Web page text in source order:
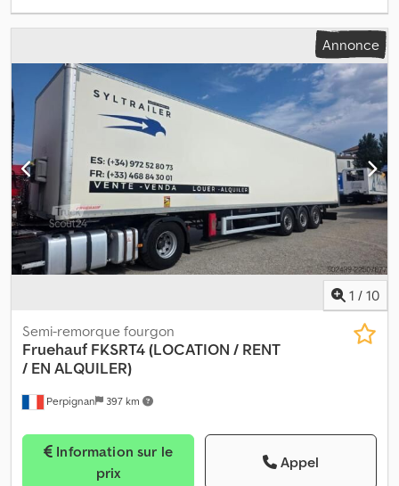
Annonce
1 / 10
Perpignan 397 km
Semi-remorque fourgon
Fruehauf FKSRT4 (LOCATION / RENT
/ EN ALQUILER)
prix
Appel